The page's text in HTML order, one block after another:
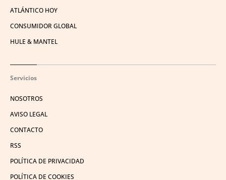
ATLÁNTICO HOY
CONSUMIDOR GLOBAL
HULE & MANTEL
Servicios
NOSOTROS
AVISO LEGAL
CONTACTO
RSS
POLÍTICA DE PRIVACIDAD
POLÍTICA DE COOKIES